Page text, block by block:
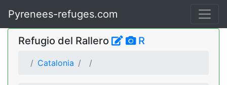
Pyrenees-refuges.com
Refugio del Rallero R
Catalonia